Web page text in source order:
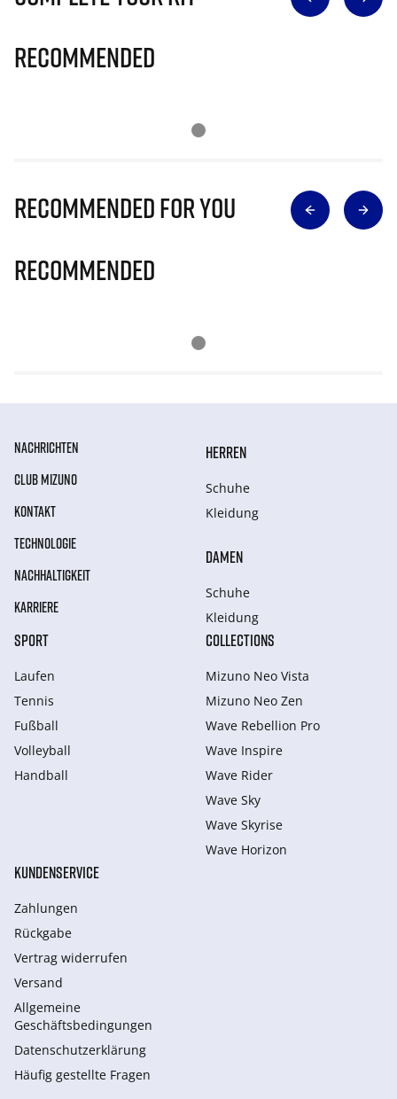
Recommended
Recommended for you
Recommended
NACHRICHTEN
CLUB MIZUNO
KONTAKT
TECHNOLOGIE
NACHHALTIGKEIT
KARRIERE
HERREN
Schuhe
Kleidung
DAMEN
Schuhe
Kleidung
SPORT
Laufen
Tennis
Fußball
Volleyball
Handball
COLLECTIONS
Mizuno Neo Vista
Mizuno Neo Zen
Wave Rebellion Pro
Wave Inspire
Wave Rider
Wave Sky
Wave Skyrise
Wave Horizon
KUNDENSERVICE
Zahlungen
Rückgabe
Vertrag widerrufen
Versand
Allgemeine
Geschäftsbedingungen
Datenschutzerklärung
Häufig gestellte Fragen